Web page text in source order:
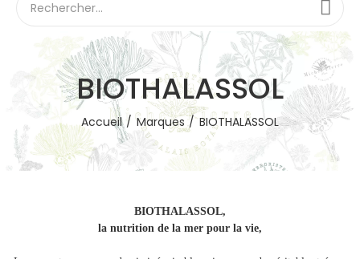
BIOTHALASSOL
Accueil Marques BIOTHALASSOL
BIOTHALASSOL,
la nutrition de la mer pour la vie,